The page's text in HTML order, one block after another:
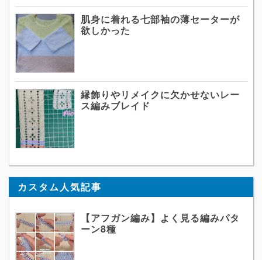
肌身に着れる七部袖の薄セーターが
欲しかった
縁飾りやリメイクに欠かせないレー
ス編みブレイド
カスタム人気記事
【アフガン編み】よく見る編みパタ
ーン8種